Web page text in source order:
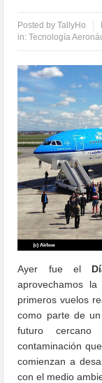
Posted byTallyHo
in:Tecnología
Ayer fue el
aprovechamos
primeros vuelos
como parte de
futuro
contaminación
comienzan a
con el medio